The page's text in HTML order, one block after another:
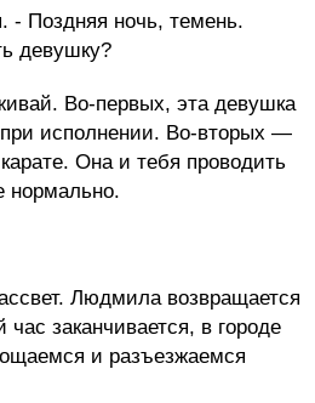
Поздняя ночь, темень.
девушку?
Во-первых, эта девушка
исполнении. Во-вторых —
Она и тебя проводить
нормально.
Людмила возвращается
час заканчивается, в городе
и разъезжаемся